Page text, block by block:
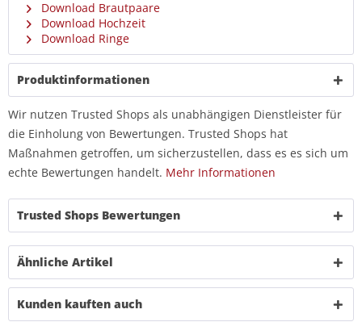
Download Brautpaare
Download Hochzeit
Download Ringe
Produktinformationen
Wir nutzen Trusted Shops als unabhängigen Dienstleister für
die Einholung von Bewertungen. Trusted Shops hat
Maßnahmen getroffen, um sicherzustellen, dass es es sich um
echte Bewertungen handelt. Mehr Informationen
Trusted Shops Bewertungen
Ähnliche Artikel
Kunden kauften auch